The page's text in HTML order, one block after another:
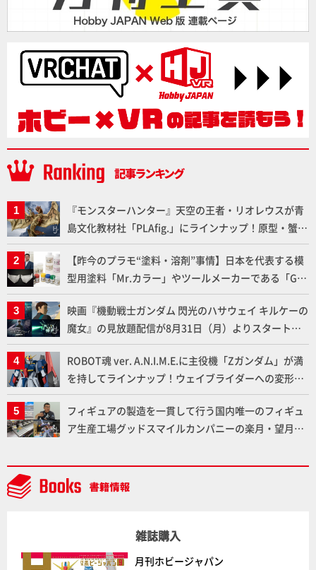
『モンスターハンター』天空の王者・リオレウスが青
島文化教材社「PLAfig.」にラインナップ！原型・蟹蟲
修造氏の彩色作例で超ハイディテールかつ躍動感に満
ちた造形をチェック
【昨今のプラモ“塗料・溶剤”事情】日本を代表する模
型用塗料「Mr.カラー」やツールメーカーである「GSI
クレオス」が語るラッカー塗料の未来とは？
映画『機動戦士ガンダム 閃光のハサウェイ キルケーの
魔女』の見放題配信が8月31日（月）よりスタート！
Prime Videoで国内独占配信
ROBOT魂 ver. A.N.I.M.E.に主役機「Zガンダム」が満
を持してラインナップ！ウェイブライダーへの変形、
劇中どおりのプロポーションを再現【機動戦士Zガン
ダム】
フィギュアの製造を一貫して行う国内唯一のフィギュ
ア生産工場グッドスマイルカンパニーの楽月・望月工
AAAヴンダー』の続報も！
雑誌購入
月刊ホビージャパン